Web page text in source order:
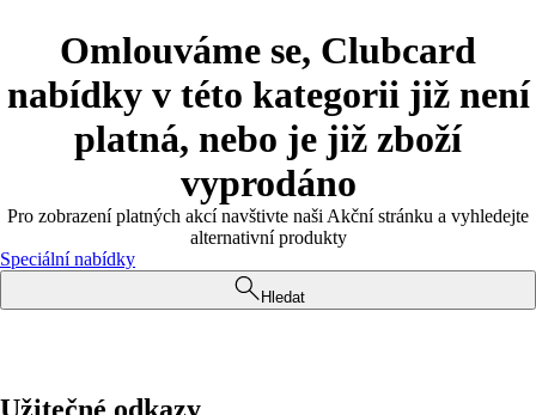
Omlouváme se, Clubcard
nabídky v této kategorii již není
platná, nebo je již zboží
vyprodáno
Pro zobrazení platných akcí navštivte naši Akční stránku a vyhledejte
alternativní produkty
Speciální nabídky
Hledat